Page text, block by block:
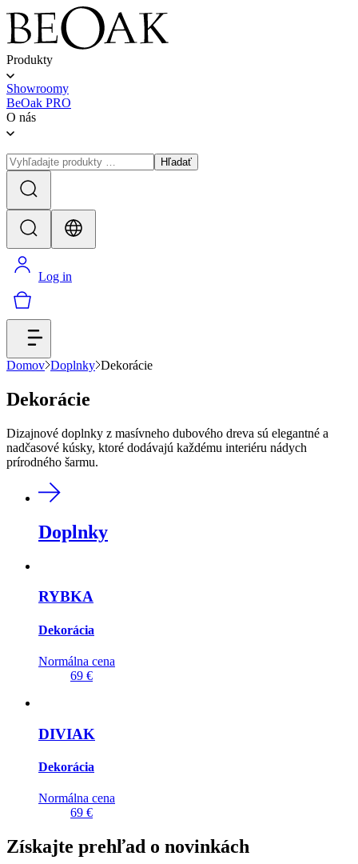
Produkty
Showroomy
BeOak PRO
O nás
Hľadať
Log in
Domov Doplnky Dekorácie
Dekorácie
Dizajnové doplnky z masívneho dubového dreva sú elegantné a
nadčasové kúsky, ktoré dodávajú každému interiéru nádych
prírodného šarmu.
Doplnky
RYBKA
Dekorácia
Normálna cena
69 €
DIVIAK
Dekorácia
Normálna cena
69 €
Získajte prehľad o novinkách